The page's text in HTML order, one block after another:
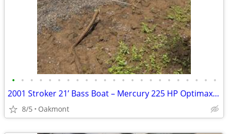
• • • • • • • • • • • • • • • • • • • • • • •
2001 Stroker 21’ Bass Boat – Mercury 225 HP Optimax – 250 Hours
8/5 Oakmont